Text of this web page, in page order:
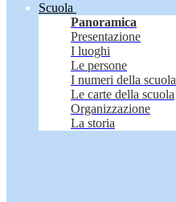
Scuola
Panoramica
Presentazione
I luoghi
Le persone
I numeri della scuola
Le carte della scuola
Organizzazione
La storia